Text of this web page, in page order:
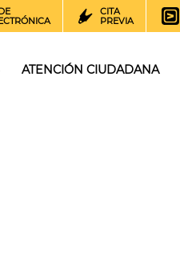
CITA
PREVIA
ATENCIÓN CIUDADANA